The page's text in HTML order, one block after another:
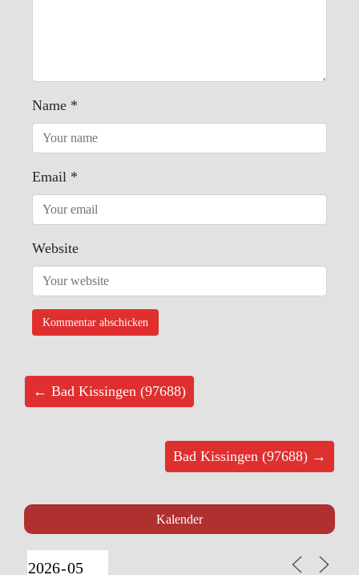
Name *
Email *
Website
← Bad Kissingen (97688)
Bad Kissingen (97688) →
Kalender